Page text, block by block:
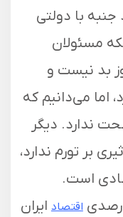
با دولتی
مسئولان
بد نیست و
اما می‌دانیم که
ندارد. دیگر
بر تورم ندارد،
است.
اقتصادایران